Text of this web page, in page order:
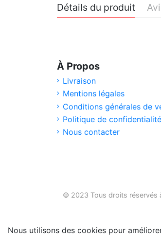
Détails du produit
À Propos
Livraison
Mentions légales
Conditions générales de
Politique de confidentialité
Nous contacter
© 2023 Tous droits réservés
Nous utilisons des cookies pour